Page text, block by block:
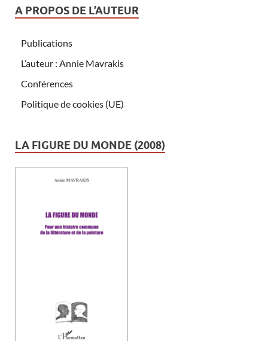
A PROPOS DE L’AUTEUR
Publications
L’auteur : Annie Mavrakis
Conférences
Politique de cookies (UE)
LA FIGURE DU MONDE (2008)